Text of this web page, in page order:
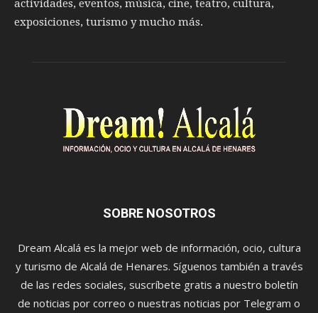
actividades, eventos, música, cine, teatro, cultura,
exposiciones, turismo y mucho más.
SOBRE NOSOTROS
Dream Alcalá es la mejor web de información, ocio, cultura
y turismo de Alcalá de Henares. Síguenos también a través
de las redes sociales, suscríbete gratis a nuestro boletín
de noticias por correo o nuestras noticias por Telegram o